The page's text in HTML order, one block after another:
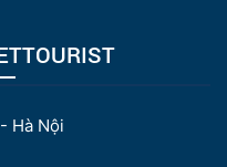
Hà Nội